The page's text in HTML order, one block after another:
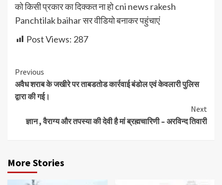
को किसी प्रकार का दिक्कत ना हो cni news rakesh
Panchtilak baihar सर वीडियो बनाकर पहुंचाएं
Post Views: 287
Continue
Reading
Previous
अवैध शराब के जखीरे पर ताबडतोड कार्रवाई बंडोल एवं केवलारी पुलिस
द्वारा की गई।
Next
ज्ञान , वैराग्य और तपस्या की देवी है मां ब्रह्मचारिणी – अरविन्द तिवारी
More Stories